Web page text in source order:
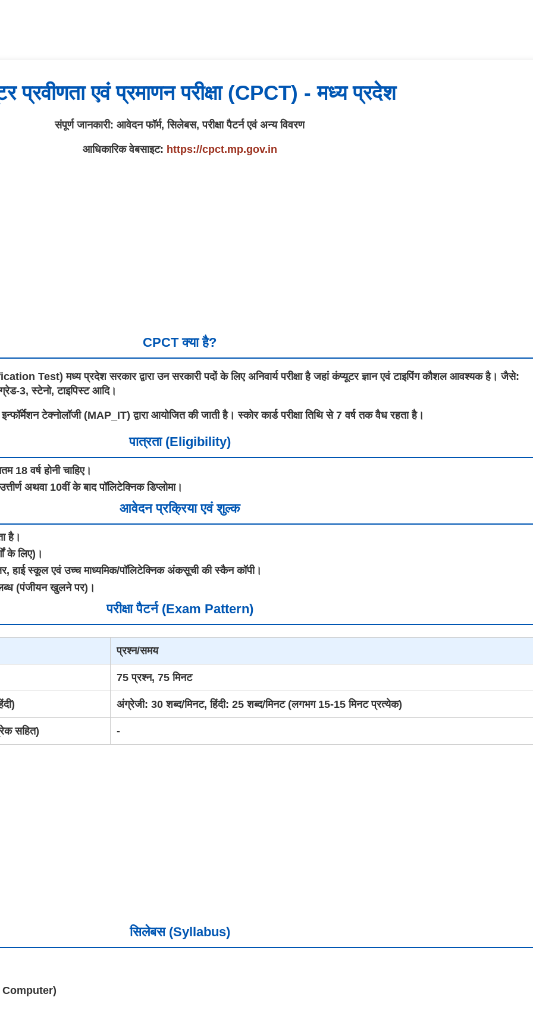
प्रवीणता एवं प्रमाणन परीक्षा (CPCT) - मध्य प्रदेश
संपूर्ण जानकारी: आवेदन फॉर्म, सिलेबस, परीक्षा पैटर्न एवं अन्य विवरण
आधिकारिक वेबसाइट: https://cpct.mp.gov.in
CPCT क्या है?
मध्य प्रदेश सरकार द्वारा उन सरकारी पदों के लिए अनिवार्य परीक्षा है जहां कंप्यूटर ज्ञान एवं टाइपिंग कौशल आवश्यक है। जैसे:
3, स्टेनो, टाइपिस्ट आदि।
टेक्नोलॉजी (MAP_IT) द्वारा आयोजित की जाती है। स्कोर कार्ड परीक्षा तिथि से 7 वर्ष तक वैध रहता है।
पात्रता (Eligibility)
18 वर्ष होनी चाहिए।
अथवा 10वीं के बाद पॉलिटेक्निक डिप्लोमा।
आवेदन प्रक्रिया एवं शुल्क
है।
के लिए)।
हाई स्कूल एवं उच्च माध्यमिक/पॉलिटेक्निक अंकसूची की स्कैन कॉपी।
(पंजीयन खुलने पर)।
परीक्षा पैटर्न (Exam Pattern)
प्रश्न/समय
75 प्रश्न, 75 मिनट
अंग्रेजी: 30 शब्द/मिनट, हिंदी: 25 शब्द/मिनट (लगभग 15-15 मिनट प्रत्येक)
सहित) -
सिलेबस (Syllabus)
Computer)